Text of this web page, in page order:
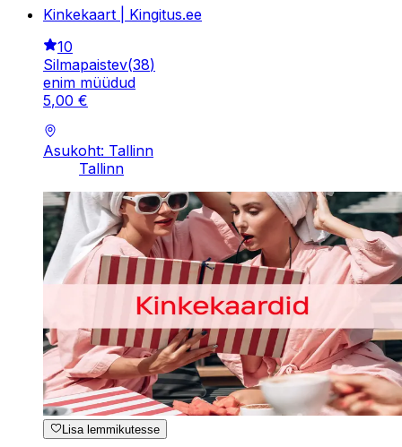
Kinkekaart | Kingitus.ee
10
Silmapaistev(38)
enim müüdud
5,00 €
Asukoht: Tallinn
Tallinn
Lisa lemmikutesse